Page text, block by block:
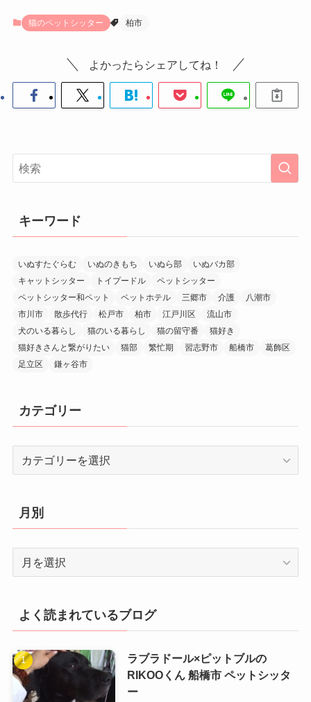
猫のペットシッター 柏市
よかったらシェアしてね！
キーワード
いぬすたぐらむ いぬのきもち いぬら部
いぬバカ部
キャットシッター
トイプードル
ペットシッター
ペットシッター和ペット
ペットホテル 三郷市 介護
八潮市
市川市
散歩代行 松戸市 柏市 江戸川区
流山市
犬のいる暮らし
猫のいる暮らし 猫の留守番
猫好き
猫好きさんと繋がりたい
猫部 繁忙期 習志野市 船橋市
葛飾区
足立区
鎌ヶ谷市
カテゴリー
リ
ー
月別
よく読まれているブログ
ラブラドール×ピットブルの
RIKOOくん 船橋市 ペットシッタ
ー